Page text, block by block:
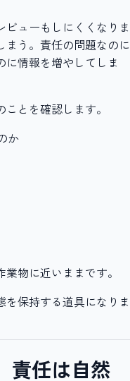
ューもしにくくなりま
まう。責任の問題なのに
情報を増やしてしま
とを確認します。
か
物に近いままです。
保持する道具になりま
責任は自然